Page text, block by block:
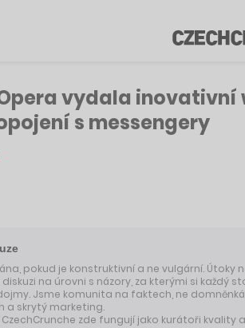
vydala
s messengery
pokud je konstruktivní a ne vulgární.
diskuzi na úrovni s názory, za kterými si každý
Jsme komunita na faktech, ne
a skrytý marketing.
zde fungují jako kurátoři kvality